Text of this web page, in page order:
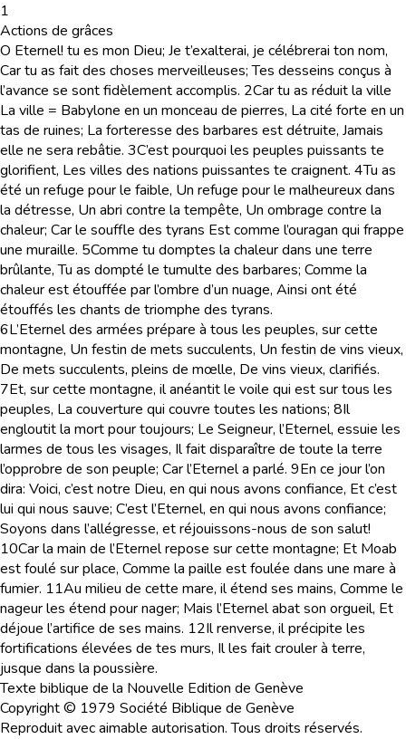
1
Actions de grâces
O Eternel! tu es mon Dieu; Je t’exalterai, je célébrerai ton nom,
Car tu as fait des choses merveilleuses; Tes desseins conçus à
l’avance se sont fidèlement accomplis. 2Car tu as réduit la ville
La ville = Babylone en un monceau de pierres, La cité forte en un
tas de ruines; La forteresse des barbares est détruite, Jamais
elle ne sera rebâtie. 3C’est pourquoi les peuples puissants te
glorifient, Les villes des nations puissantes te craignent. 4Tu as
été un refuge pour le faible, Un refuge pour le malheureux dans
la détresse, Un abri contre la tempête, Un ombrage contre la
chaleur; Car le souffle des tyrans Est comme l’ouragan qui frappe
une muraille. 5Comme tu domptes la chaleur dans une terre
brûlante, Tu as dompté le tumulte des barbares; Comme la
chaleur est étouffée par l’ombre d’un nuage, Ainsi ont été
étouffés les chants de triomphe des tyrans.
6L’Eternel des armées prépare à tous les peuples, sur cette
montagne, Un festin de mets succulents, Un festin de vins vieux,
De mets succulents, pleins de mœlle, De vins vieux, clarifiés.
7Et, sur cette montagne, il anéantit le voile qui est sur tous les
peuples, La couverture qui couvre toutes les nations; 8Il
engloutit la mort pour toujours; Le Seigneur, l’Eternel, essuie les
larmes de tous les visages, Il fait disparaître de toute la terre
l’opprobre de son peuple; Car l’Eternel a parlé. 9En ce jour l’on
dira: Voici, c’est notre Dieu, en qui nous avons confiance, Et c’est
lui qui nous sauve; C’est l’Eternel, en qui nous avons confiance;
Soyons dans l’allégresse, et réjouissons-nous de son salut!
10Car la main de l’Eternel repose sur cette montagne; Et Moab
est foulé sur place, Comme la paille est foulée dans une mare à
fumier. 11Au milieu de cette mare, il étend ses mains, Comme le
nageur les étend pour nager; Mais l’Eternel abat son orgueil, Et
déjoue l’artifice de ses mains. 12Il renverse, il précipite les
fortifications élevées de tes murs, Il les fait crouler à terre,
jusque dans la poussière.
Texte biblique de la Nouvelle Edition de Genève
Copyright © 1979 Société Biblique de Genève
Reproduit avec aimable autorisation. Tous droits réservés.